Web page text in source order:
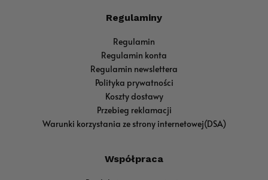
Regulaminy
Regulamin
Regulamin konta
Regulamin newslettera
Polityka prywatności
Koszty dostawy
Przebieg reklamacji
Warunki korzystania ze strony internetowej(DSA)
Współpraca